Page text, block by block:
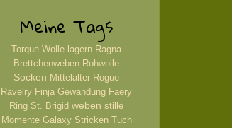
Meine Tags
Torque Wolle lagern Ragna
Brettchenweben Rohwolle
Socken Mittelalter Rogue
Ravelry Finja Gewandung Faery
Ring St. Brigid weben stille
Momente Galaxy Stricken Tuch